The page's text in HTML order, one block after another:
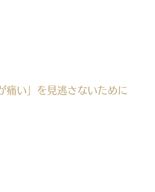
痛い」を見逃さないために